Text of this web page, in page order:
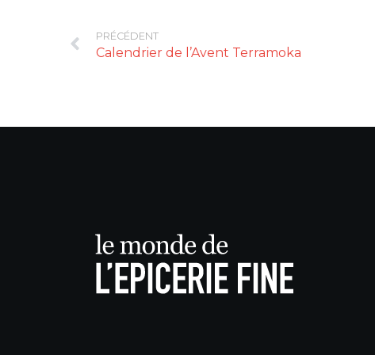
PRÉCÉDENT
Calendrier de l’Avent Terramoka